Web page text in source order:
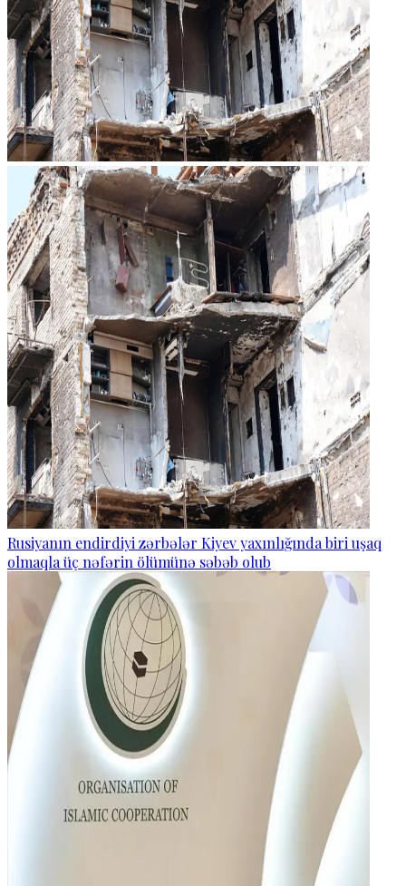
Rusiyanın endirdiyi zərbələr Kiyev yaxınlığında biri uşaq
olmaqla üç nəfərin ölümünə səbəb olub